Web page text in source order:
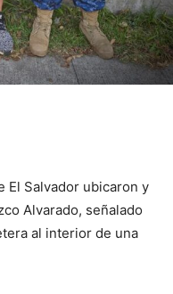
El Salvador ubicaron y
Alvarado, señalado
al interior de una